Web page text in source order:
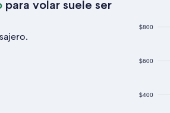
para volar suele ser
$400
$600
$800